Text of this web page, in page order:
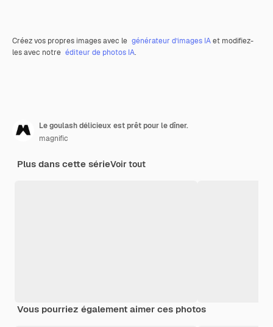
Créez vos propres images avec le générateur d’images IAet modifiez-
les avec notre éditeur de photos IA.
Le goulash délicieux est prêt pour le dîner.
magnific
Plus dans cette sérieVoir tout
Vous pourriez également aimer ces photos